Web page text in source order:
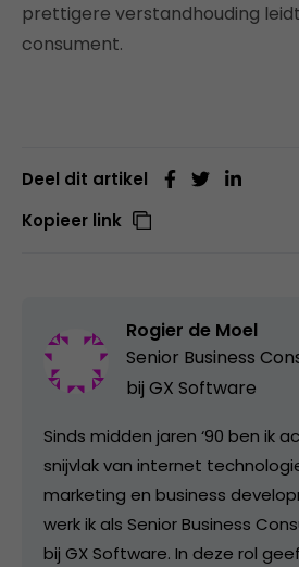
prettigere verstandhouding
consument.
Deel dit artikel
Kopieer link
Rogier de Moel
Senior Business
bij GX Software
Sinds midden jaren ‘90 ben ik
snijvlak van internet
marketing en business
werk ik als Senior Business
bij GX Software. In deze rol